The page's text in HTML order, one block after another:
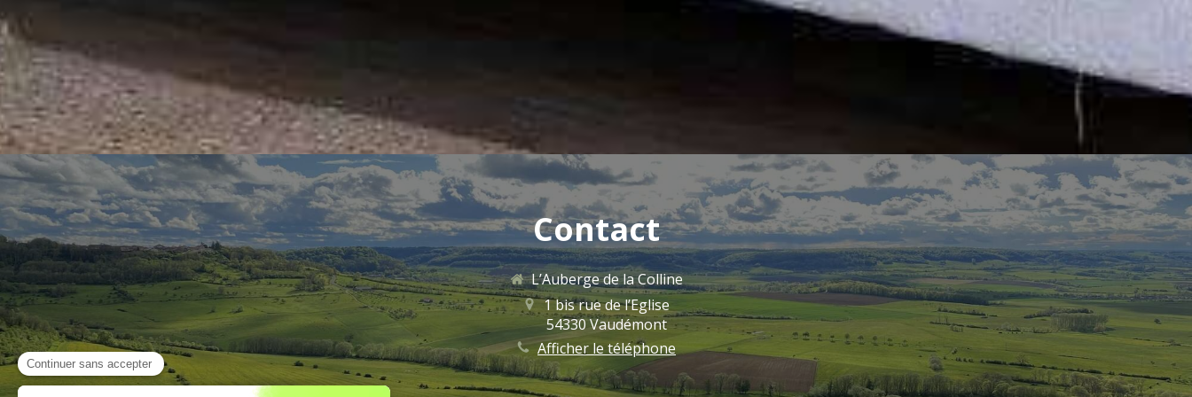
Contact
L’Auberge de la Colline
1 bis rue de l’Eglise
54330Vaudémont
Afficher le téléphone